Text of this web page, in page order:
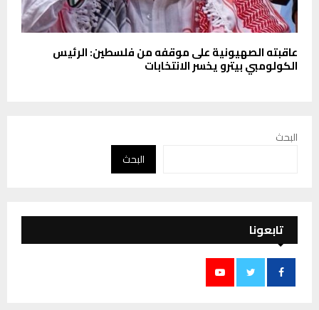
عاقبته الصهيونية على موقفه من فلسطين: الرئيس
الكولومبي بيترو يخسر الانتخابات
البحث
البحث
تابعونا